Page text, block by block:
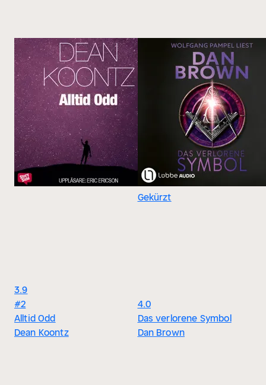
3.9
#2
Alltid Odd
Dean Koontz
Gekürzt
4.0
Das verlorene Symbol
Dan Brown